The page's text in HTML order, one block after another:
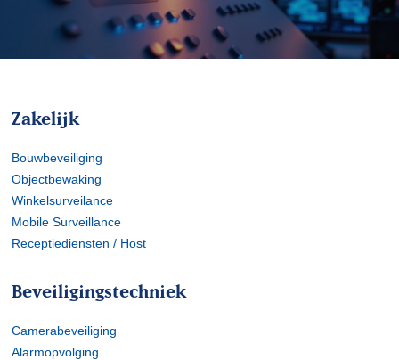
Zakelijk
Bouwbeveiliging
Objectbewaking
Winkelsurveilance
Mobile Surveillance
Receptiediensten / Host
Beveiligingstechniek
Camerabeveiliging
Alarmopvolging